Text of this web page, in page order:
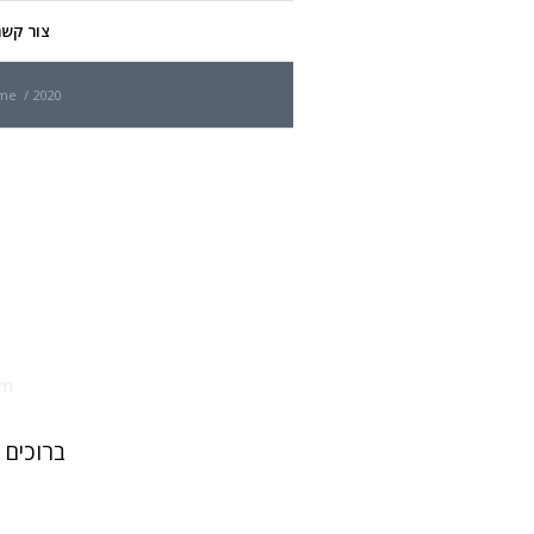
צור
/ 2020